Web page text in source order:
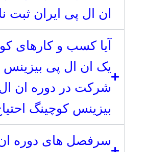
ان ال پی ایران ثبت
آیا کسب و کارهای
یک ان ال پی بیزینس
شرکت در دوره ان
بیزینس کوچینگ
سرفصل های دوره